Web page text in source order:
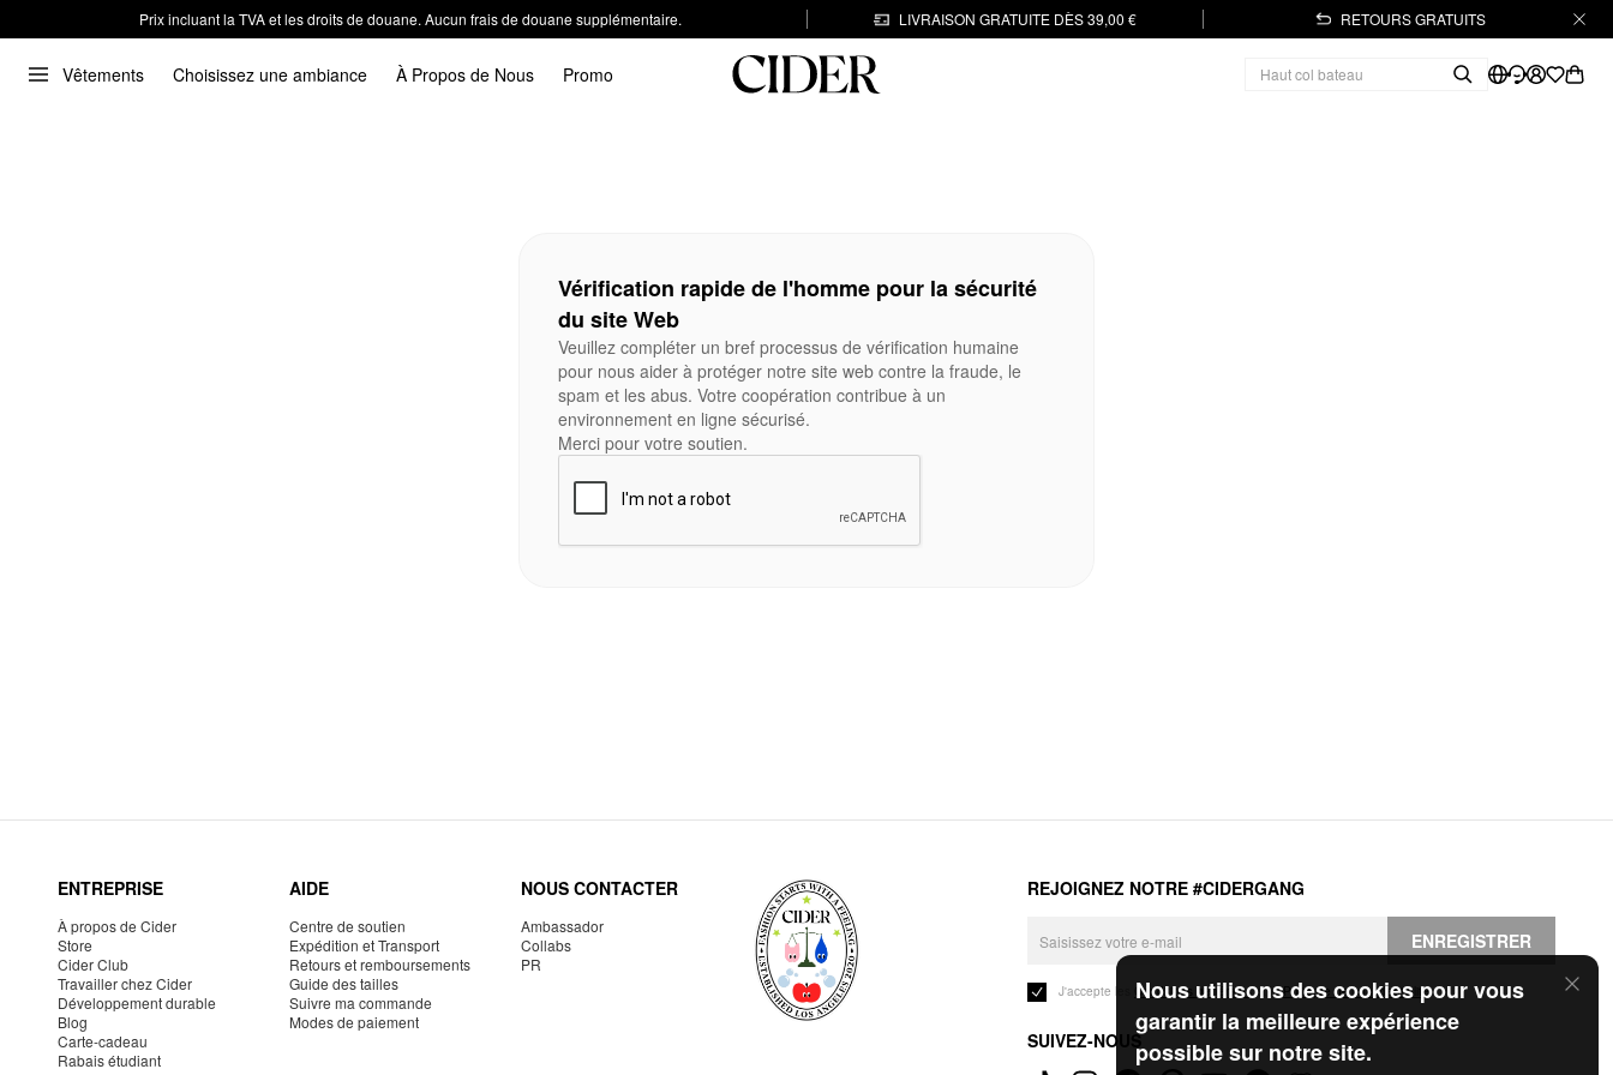
Prix incluant la TVA et les droits de douane. Aucun frais de douane supplémentaire. LIVRAISON GRATUITE DÈS 39,00 € RETOURS GRATUITS
Vêtements Choisissez une ambiance À Propos de Nous Promo
Nous utilisons des cookies pour vous
garantir la meilleure expérience
possible sur notre site.
Vérification rapide de l'homme pour la sécurité
du site Web
Veuillez compléter un bref processus de vérification humaine
pour nous aider à protéger notre site web contre la fraude, le
spam et les abus. Votre coopération contribue à un
environnement en ligne sécurisé.
Merci pour votre soutien.
ENTREPRISE
À propos de Cider
Store
Cider Club
Travailler chez Cider
Développement durable
Blog
Carte-cadeau
Rabais étudiant
AIDE
Centre de soutien
Expédition et Transport
Retours et remboursements
Guide des tailles
Suivre ma commande
Modes de paiement
NOUS CONTACTER
Ambassador
Collabs
PR
REJOIGNEZ NOTRE #CIDERGANG
ENREGISTRER
J'accepte les Conditions généraleset laPolitique de confidentialité.
SUIVEZ-NOUS